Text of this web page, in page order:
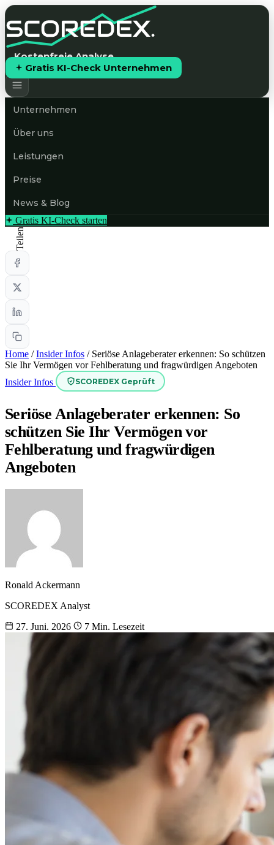
Kostenfreie Analyse
Gratis KI-Check Unternehmen
Unternehmen
Über uns
Leistungen
Preise
News & Blog
Gratis KI-Check starten
Teilen
Home / Insider Infos / Seriöse Anlageberater erkennen: So schützen
Sie Ihr Vermögen vor Fehlberatung und fragwürdigen Angeboten
Insider Infos
SCOREDEX Geprüft
Seriöse Anlageberater erkennen: So
schützen Sie Ihr Vermögen vor
Fehlberatung und fragwürdigen
Angeboten
Ronald Ackermann
SCOREDEX Analyst
27. Juni. 2026
7 Min. Lesezeit